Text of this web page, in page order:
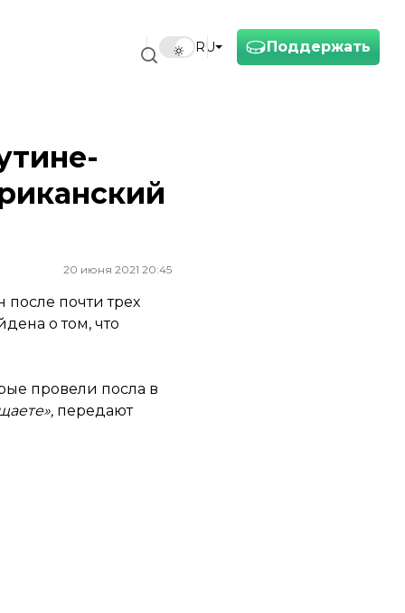
Поддержать
RU
20 июня 2021 20:45
почти трех
о том, что
провели посла в
передают